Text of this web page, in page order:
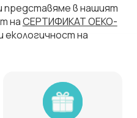
представяме в нашият
наСЕРТИФИКАТ OEKO-
екологичност на